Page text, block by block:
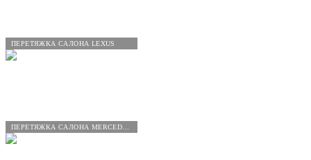
ПЕРЕТЯЖКА САЛОНА LEXUS